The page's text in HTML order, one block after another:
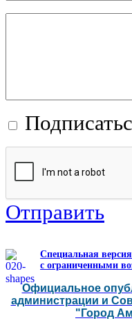
Отправить
Специальная
с ограниченными
Официальное
администрации и
"Город